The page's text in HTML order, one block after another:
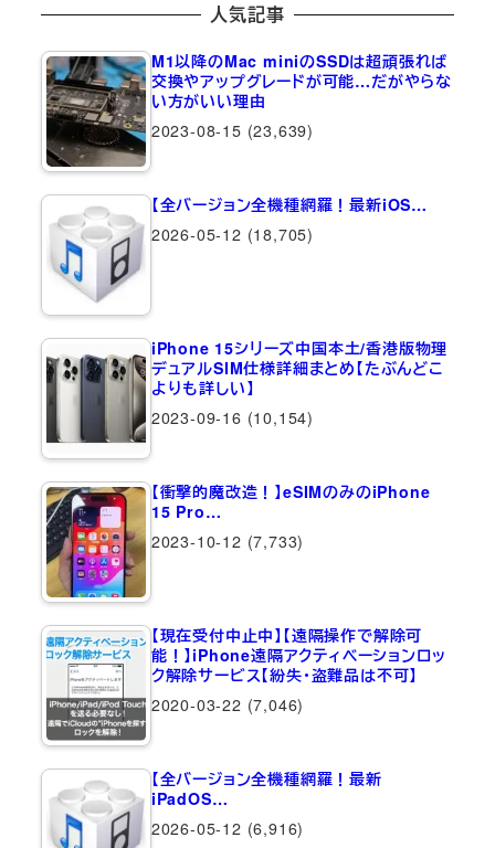
人気記事
M1以降のMac miniのSSDは超頑張れば
交換やアップグレードが可能…だがやらな
い方がいい理由
2023-08-15 (23,639)
【全バージョン全機種網羅！最新iOS…
2026-05-12 (18,705)
iPhone 15シリーズ中国本土/香港版物理
デュアルSIM仕様詳細まとめ【たぶんどこ
よりも詳しい】
2023-09-16 (10,154)
【衝撃的魔改造！】eSIMのみのiPhone
15 Pro…
2023-10-12 (7,733)
【現在受付中止中】【遠隔操作で解除可
能！】iPhone遠隔アクティベーションロッ
ク解除サービス【紛失・盗難品は不可】
2020-03-22 (7,046)
【全バージョン全機種網羅！最新
iPadOS…
2026-05-12 (6,916)